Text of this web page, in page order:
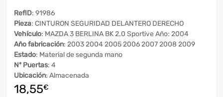
RefID: 91986
Pieza: CINTURON SEGURIDAD DELANTERO DERECHO
Vehículo: MAZDA 3 BERLINA BK 2.0 Sportive Año: 2004
Año fabricación: 2003 2004 2005 2006 2007 2008 2009
Estado: Material de segunda mano
Nº Puertas: 4
Ubicación: Almacenada
18,55€